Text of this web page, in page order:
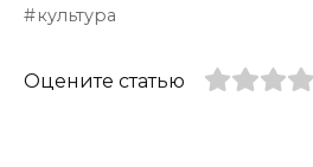
культура
Оцените статью